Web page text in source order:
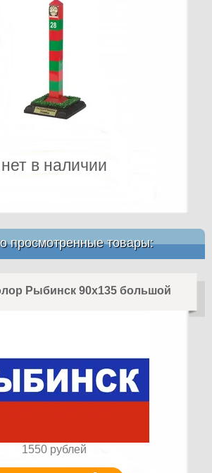
нет в наличии
просмотренные товары:
Рыбинск 90х135 большой
1550 рублей